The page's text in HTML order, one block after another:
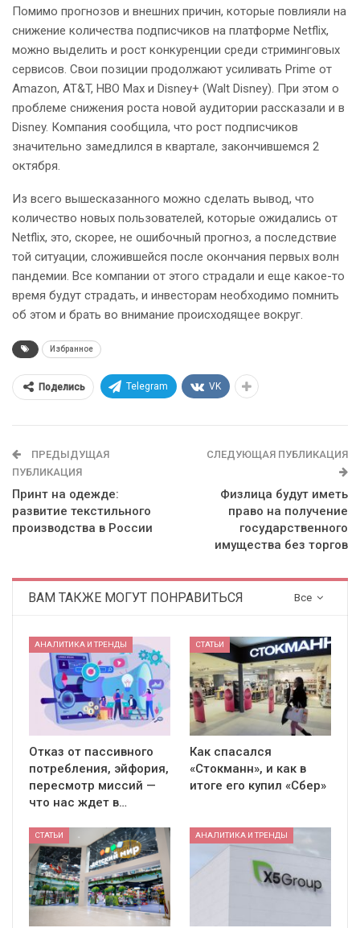
Помимо прогнозов и внешних причин, которые повлияли на
снижение количества подписчиков на платформе Netflix,
можно выделить и рост конкуренции среди стриминговых
сервисов. Свои позиции продолжают усиливать Prime от
Amazon, AT&T, HBO Max и Disney+ (Walt Disney). При этом о
проблеме снижения роста новой аудитории рассказали и в
Disney. Компания сообщила, что рост подписчиков
значительно замедлился в квартале, закончившемся 2
октября.
Из всего вышесказанного можно сделать вывод, что
количество новых пользователей, которые ожидались от
Netflix, это, скорее, не ошибочный прогноз, а последствие
той ситуации, сложившейся после окончания первых волн
пандемии. Все компании от этого страдали и еще какое-то
время будут страдать, и инвесторам необходимо помнить
об этом и брать во внимание происходящее вокруг.
Избранное
Поделись Telegram VK
ПРЕДЫДУЩАЯ
ПУБЛИКАЦИЯ
Принт на одежде:
развитие текстильного
производства в России
СЛЕДУЮЩАЯ ПУБЛИКАЦИЯ
Физлица будут иметь
право на получение
государственного
имущества без торгов
Все
ВАМ ТАКЖЕ МОГУТ ПОНРАВИТЬСЯ
АНАЛИТИКА И ТРЕНДЫ
Отказ от пассивного
потребления, эйфория,
пересмотр миссий —
что нас ждет в…
СТАТЬИ
Как спасался
«Стокманн», и как в
итоге его купил «Сбер»
СТАТЬИ АНАЛИТИКА И ТРЕНДЫ